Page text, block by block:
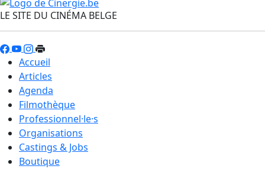
LE SITE DU CINÉMA BELGE
Accueil
Articles
Agenda
Filmothèque
Professionnel·le·s
Organisations
Castings & Jobs
Boutique